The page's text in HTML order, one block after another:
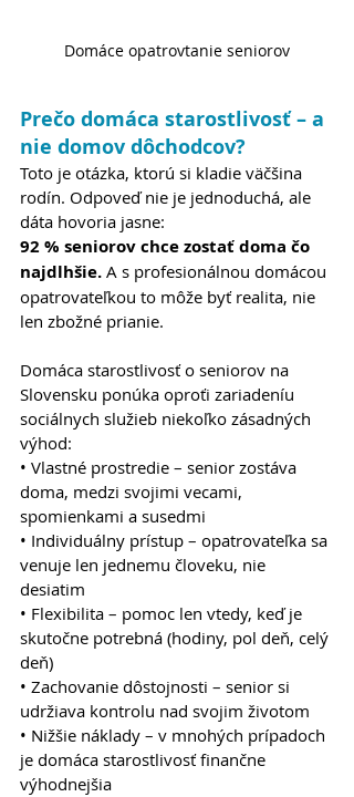
Domáce opatrovtanie seniorov
Prečo domáca starostlivosť – a
nie domov dôchodcov?
Toto je otázka, ktorú si kladie väčšina
rodín. Odpoveď nie je jednoduchá, ale
dáta hovoria jasne:
92 % seniorov chce zostať doma čo
najdlhšie. A s profesionálnou domácou
opatrovateľkou to môže byť realita, nie
len zbožné prianie.
Domáca starostlivosť o seniorov na
Slovensku ponúka oproťi zariadeníu
sociálnych služieb niekoľko zásadných
výhod:
• Vlastné prostredie – senior zostáva
doma, medzi svojimi vecami,
spomienkami a susedmi
• Individuálny prístup – opatrovateľka sa
venuje len jednemu človeku, nie
desiatim
• Flexibilita – pomoc len vtedy, keď je
skutočne potrebná (hodiny, pol deň, celý
deň)
• Zachovanie dôstojnosti – senior si
udržiava kontrolu nad svojim životom
• Nižšie náklady – v mnohých prípadoch
je domáca starostlivosť finančne
výhodnejšia